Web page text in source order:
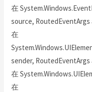
在
source, RoutedEventArgs
在
sender, RoutedEventArgs
在
在